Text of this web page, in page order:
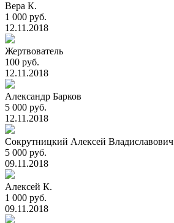
Вера К.
1 000 руб.
12.11.2018
Жертвователь
100 руб.
12.11.2018
Александр Барков
5 000 руб.
12.11.2018
Сокрутницкий Алексей Владиславович
5 000 руб.
09.11.2018
Алексей К.
1 000 руб.
09.11.2018